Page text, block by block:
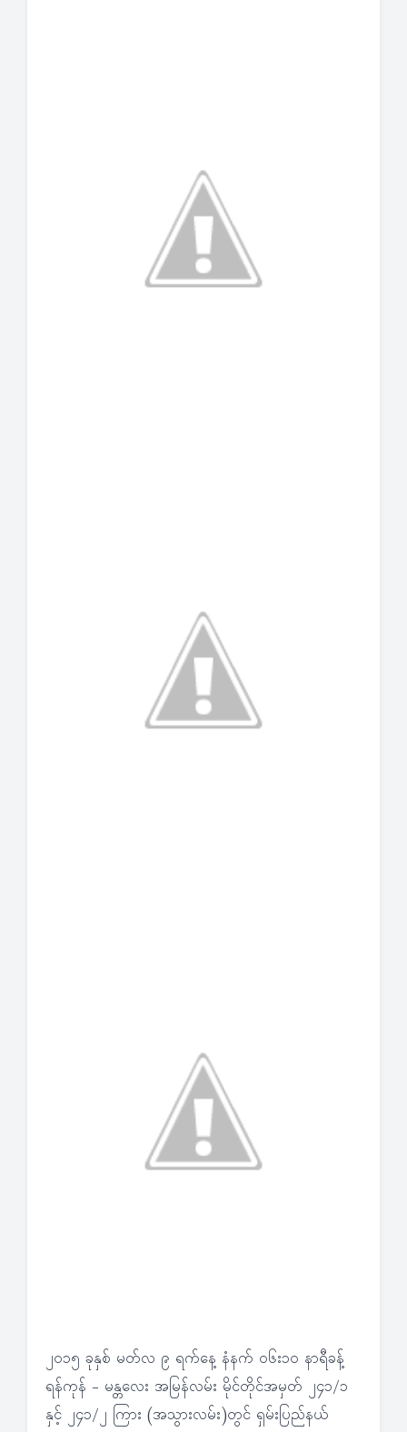
၂၀၁၅ ခုနှစ် မတ်လ ၉ ရက်နေ့ နံနက် ၀၆း၁၀ နာရီခန့်
ရန်ကုန် - မန္တလေး အမြန်လမ်း မိုင်တိုင်အမှတ် ၂၄၁/၁
နှင့် ၂၄၁/၂ ကြား (အသွားလမ်း)တွင် ရှမ်းပြည်နယ်